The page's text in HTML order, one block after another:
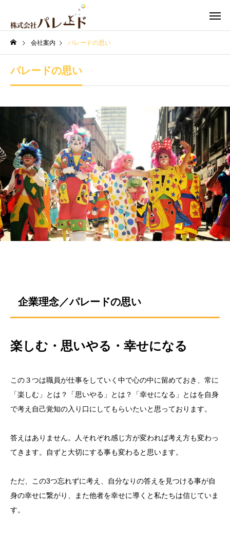
会社案内 パレードの思い
パレードの思い
企業理念／パレードの思い
楽しむ・思いやる・幸せになる
この３つは職員が仕事をしていく中で心の中に留めておき、常に
「楽しむ」とは？「思いやる」とは？「幸せになる」とはを自身
で考え自己覚知の入り口にしてもらいたいと思っております。
答えはありません。人それぞれ感じ方が変われば考え方も変わっ
てきます。自ずと大切にする事も変わると思います。
ただ、この3つ忘れずに考え、自分なりの答えを見つける事が自
身の幸せに繋がり、また他者を幸せに導くと私たちは信じていま
す。